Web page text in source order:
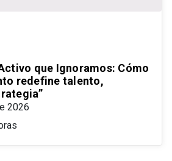
que Ignoramos: Cómo
redefine talento,
2026